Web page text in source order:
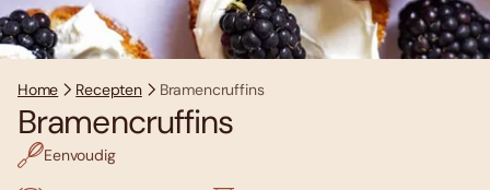
Home Recepten Bramencruffins
Bramencruffins
Eenvoudig